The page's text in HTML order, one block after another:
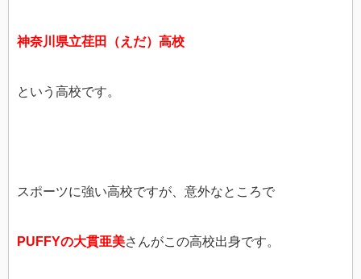
神奈川県立荏田（えだ）高校
という高校です。
スポーツに強い高校ですが、意外なところで
PUFFYの大貫亜美さんがこの高校出身です。